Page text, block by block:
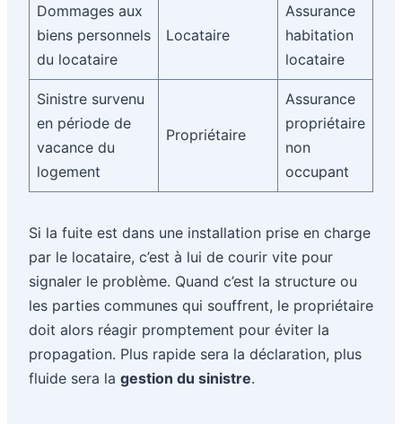
Dommages aux
biens personnels
du locataire
Locataire
Assurance
habitation
locataire
Sinistre survenu
en période de
vacance du
logement
Propriétaire
Assurance
propriétaire
non
occupant
Si la fuite est dans une installation prise en charge
par le locataire, c’est à lui de courir vite pour
signaler le problème. Quand c’est la structure ou
les parties communes qui souffrent, le propriétaire
doit alors réagir promptement pour éviter la
propagation. Plus rapide sera la déclaration, plus
fluide sera la gestion du sinistre.